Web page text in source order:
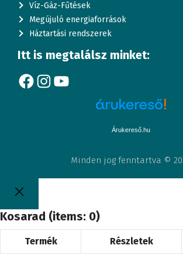
Víz-Gáz-Fűtések
Megújuló energiaforrások
Háztartási rendszerek
Itt is megtalálsz minket:
Facebook
Instagram
YouTube
Árukereső.hu
Minden jog fenntartva ©
Kosarad (items: 0)
Termék Részletek